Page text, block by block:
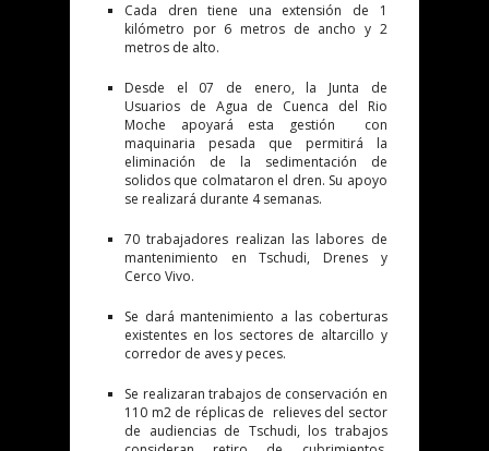
Cada dren tiene una extensión de 1
kilómetro por 6 metros de ancho y 2
metros de alto.
Desde el 07 de enero, la Junta de
Usuarios de Agua de Cuenca del Rio
Moche apoyará esta gestión con
maquinaria pesada que permitirá la
eliminación de la sedimentación de
solidos que colmataron el dren. Su apoyo
se realizará durante 4 semanas.
70 trabajadores realizan las labores de
mantenimiento en Tschudi, Drenes y
Cerco Vivo.
Se dará mantenimiento a las coberturas
existentes en los sectores de altarcillo y
corredor de aves y peces.
Se realizaran trabajos de conservación en
110 m2 de réplicas de relieves del sector
de audiencias de Tschudi, los trabajos